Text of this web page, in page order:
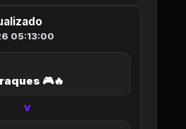
05:13:00
🎮🔥
>